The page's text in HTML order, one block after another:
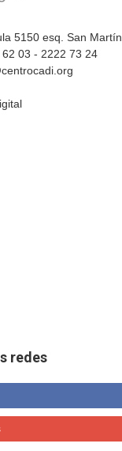
5150 esq. San Martín
03 - 2222 73 24
redes